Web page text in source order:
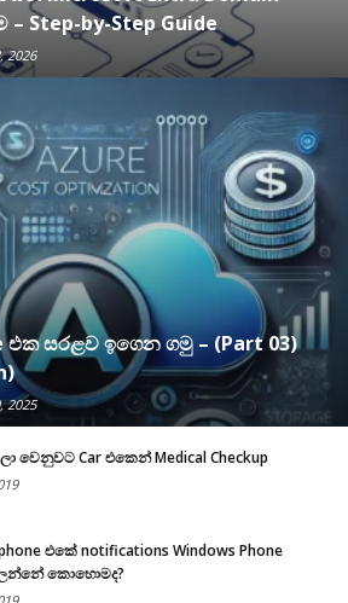
– Step-by-Step Guide
2026
එක සරළව ඉගෙන ගමු – (Part 03)
2025
වෙනුවට Car එකෙන් Medical Checkup
එකේ notifications Windows Phone
කොහොමද?